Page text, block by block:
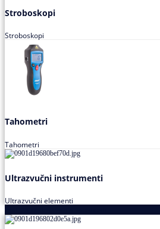
Stroboskopi
Stroboskopi
Tahometri
Tahometri
Ultrazvučni instrumenti
Ultrazvučni elementi